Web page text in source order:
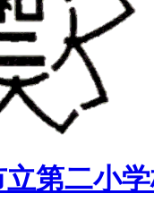
第二小